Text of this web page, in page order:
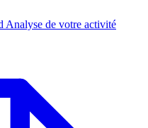
Analyse de votre activité